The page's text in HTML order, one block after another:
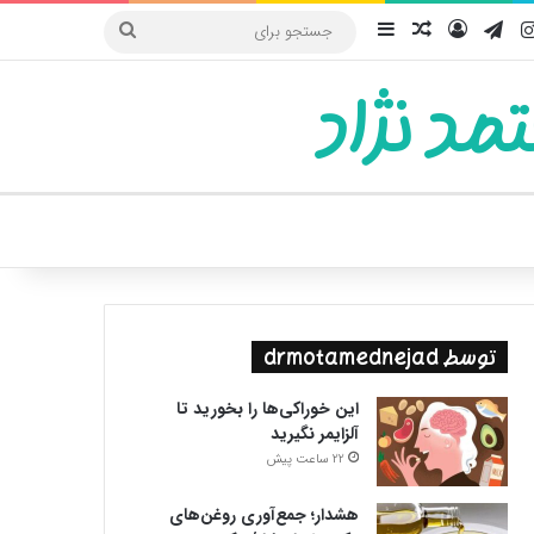
اینستاگرام
تلگرامورودنوشته تصادفی
سایدبار
جستجو
نژاد
پوسته
توسط drmotamednejad
این خوراکی‌ها را بخورید تا
آلزایمر نگیرید
22 ساعت پیش
هشدار؛ جمع‌آوری روغن‌های